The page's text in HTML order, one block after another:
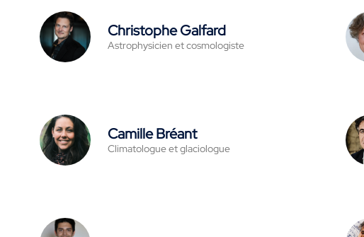
Christophe Galfard
Astrophysicien et cosmologiste
Camille Bréant
Climatologue et glaciologue